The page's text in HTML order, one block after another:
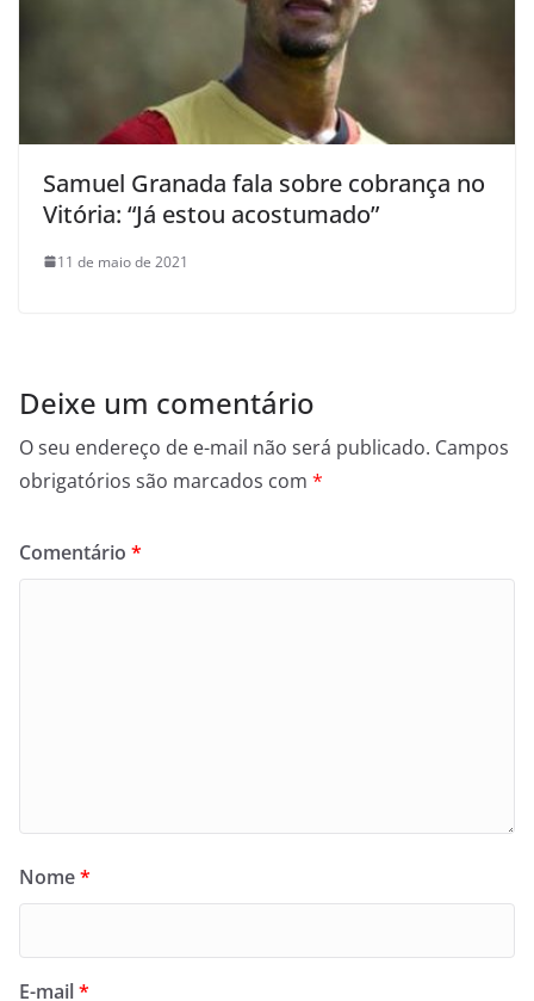
Samuel Granada fala sobre cobrança no
Vitória: “Já estou acostumado”
11 de maio de 2021
Deixe um comentário
O seu endereço de e-mail não será publicado. Campos
obrigatórios são marcados com *
Comentário *
Nome*
E-mail*